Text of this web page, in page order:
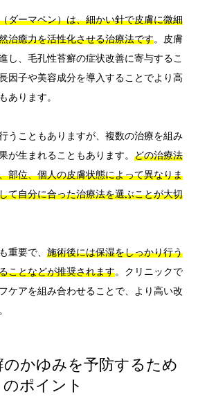
ダーマペン）は、細かい針で皮膚に微細
治癒力を活性化させる治療法です。皮膚
し、毛孔性苔癬の症状改善に寄与するこ
因子や美容成分を導入することでより高
あります。
うこともありますが、複数の治療を組み
が生まれることもあります。 どの治療法
部位、個人の皮膚状態によって異なりま
て自分に合った治療法を選ぶことが大切
重要で、 施術後には保湿をしっかり行う
ことなどが推奨されます。クリニックで
ケアを組み合わせることで、より高い改
のかゆみを予防するため
のポイント